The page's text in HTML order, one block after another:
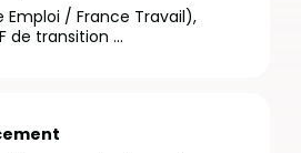
Emploi / France Travail),
de transition …